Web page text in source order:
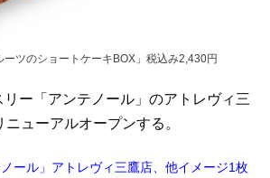
ーツのショートケーキBOX」税込み2,430円
ー「アンテノール」のアトレヴィ三
ューアルオープンする。
ノール」アトレヴィ三鷹店、他イメージ1枚